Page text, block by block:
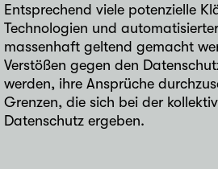
Entsprechend viele potenzielle
Technologien und
massenhaft geltend gemacht
Verstößen gegen den
werden, ihre Ansprüche
Grenzen, die sich bei der
Datenschutz ergeben.